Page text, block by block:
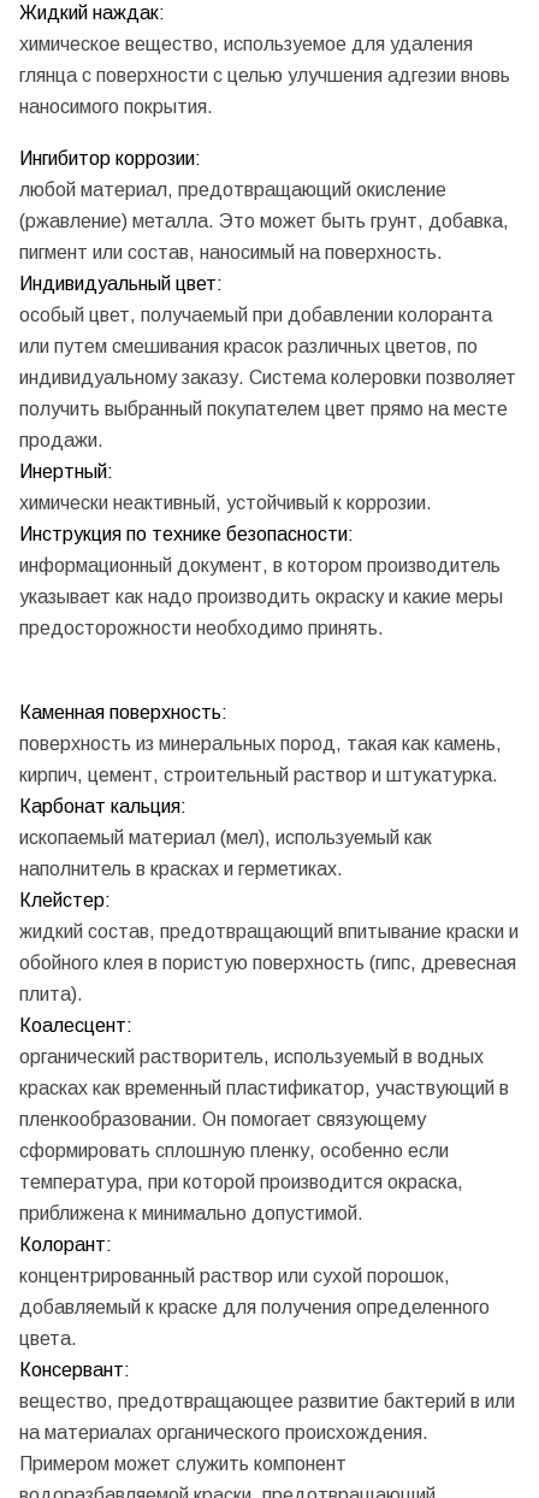
Жидкий наждак:
химическое вещество, используемое для удаления
глянца с поверхности с целью улучшения адгезии вновь
наносимого покрытия.
Ингибитор коррозии:
любой материал, предотвращающий окисление
(ржавление) металла. Это может быть грунт, добавка,
пигмент или состав, наносимый на поверхность.
Индивидуальный цвет:
особый цвет, получаемый при добавлении колоранта
или путем смешивания красок различных цветов, по
индивидуальному заказу. Система колеровки позволяет
получить выбранный покупателем цвет прямо на месте
продажи.
Инертный:
химически неактивный, устойчивый к коррозии.
Инструкция по технике безопасности:
информационный документ, в котором производитель
указывает как надо производить окраску и какие меры
предосторожности необходимо принять.
Каменная поверхность:
поверхность из минеральных пород, такая как камень,
кирпич, цемент, строительный раствор и штукатурка.
Карбонат кальция:
ископаемый материал (мел), используемый как
наполнитель в красках и герметиках.
Клейстер:
жидкий состав, предотвращающий впитывание краски и
обойного клея в пористую поверхность (гипс, древесная
плита).
Коалесцент:
органический растворитель, используемый в водных
красках как временный пластификатор, участвующий в
пленкообразовании. Он помогает связующему
сформировать сплошную пленку, особенно если
температура, при которой производится окраска,
приближена к минимально допустимой.
Колорант:
концентрированный раствор или сухой порошок,
добавляемый к краске для получения определенного
цвета.
Консервант:
вещество, предотвращающее развитие бактерий в или
на материалах органического происхождения.
Примером может служить компонент